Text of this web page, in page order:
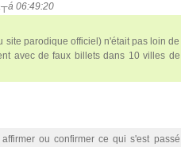
06:49:20
parodique officiel) n'était pas loin de
avec de faux billets dans 10 villes de
ou confirmer ce qui s'est passé